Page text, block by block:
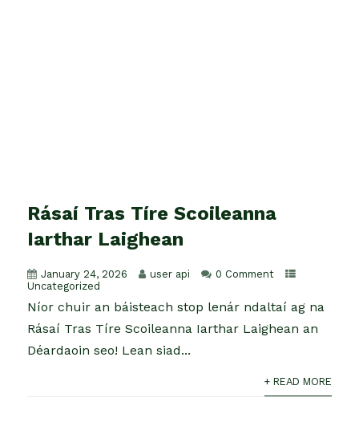
Rásaí Tras Tíre Scoileanna
Iarthar Laighean
January 24, 2026 user api
0 Comment
Uncategorized
Níor chuir an báisteach stop lenár ndaltaí ag na
Rásaí Tras Tíre Scoileanna Iarthar Laighean an
Déardaoin seo! Lean siad...
+ READ MORE